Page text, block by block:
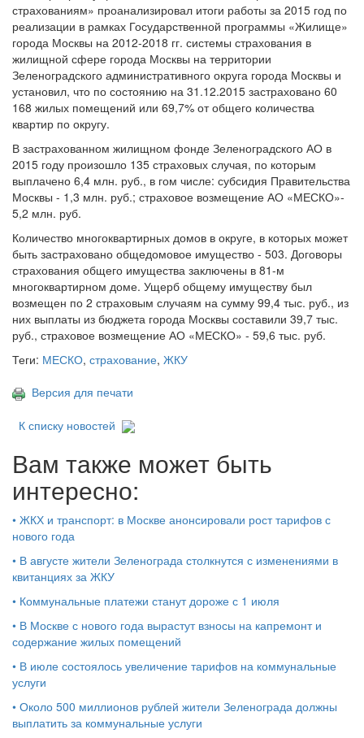
страхованиям» проанализировал итоги работы за 2015 год по
реализации в рамках Государственной программы «Жилище»
города Москвы на 2012-2018 гг. системы страхования в
жилищной сфере города Москвы на территории
Зеленоградского административного округа города Москвы и
установил, что по состоянию на 31.12.2015 застраховано 60
168 жилых помещений или 69,7% от общего количества
квартир по округу.
В застрахованном жилищном фонде Зеленоградского АО в
2015 году произошло 135 страховых случая, по которым
выплачено 6,4 млн. руб., в гом числе: субсидия Правительства
Москвы - 1,3 млн. руб.; страховое возмещение АО «МЕСКО»-
5,2 млн. руб.
Количество многоквартирных домов в округе, в которых может
быть застраховано общедомовое имущество - 503. Договоры
страхования общего имущества заключены в 81-м
многоквартирном доме. Ущерб общему имуществу был
возмещен по 2 страховым случаям на сумму 99,4 тыс. руб., из
них выплаты из бюджета города Москвы составили 39,7 тыс.
руб., страховое возмещение АО «МЕСКО» - 59,6 тыс. руб.
Теги: МЕСКО, страхование, ЖКУ
Версия для печати
К списку новостей
Вам также может быть
интересно:
• ЖКХ и транспорт: в Москве анонсировали рост тарифов с
нового года
• В августе жители Зеленограда столкнутся с изменениями в
квитанциях за ЖКУ
• Коммунальные платежи станут дороже с 1 июля
• В Москве с нового года вырастут взносы на капремонт и
содержание жилых помещений
• В июле состоялось увеличение тарифов на коммунальные
услуги
• Около 500 миллионов рублей жители Зеленограда должны
выплатить за коммунальные услуги